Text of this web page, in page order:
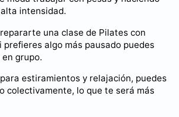
intensidad.
una clase de Pilates con
prefieres algo más pausado puedes
en grupo.
estiramientos y relajación, puedes
colectivamente, lo que te será más